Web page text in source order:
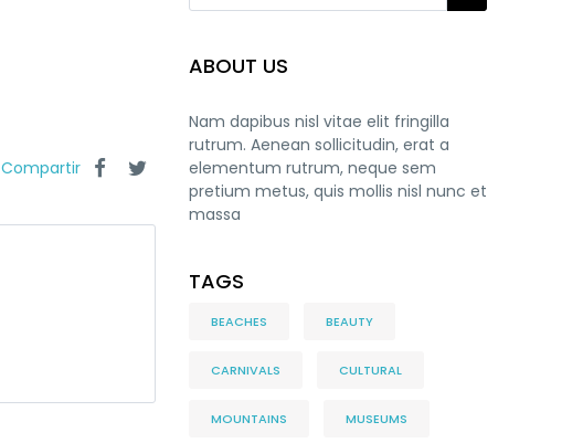
Compartir
ABOUT US
Nam dapibus nisl vitae elit fringilla
rutrum. Aenean sollicitudin, erat a
elementum rutrum, neque sem
pretium metus, quis mollis nisl nunc et
massa
TAGS
BEACHES BEAUTY
CARNIVALS CULTURAL
MOUNTAINS MUSEUMS